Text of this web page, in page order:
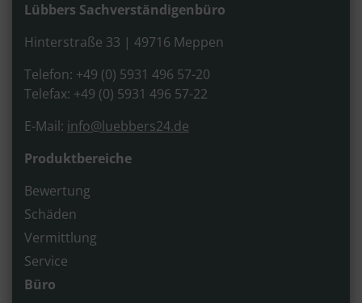
Lübbers Sachverständigenbüro
Hinterstraße 33 | 49716 Meppen
Telefon: +49 (0) 5931 496 57-20
Telefax: +49 (0) 5931 496 57-22
E-Mail: info@luebbers24.de
Produktbereiche
Bewertung
Schäden
Vermittlung
Service
Büro